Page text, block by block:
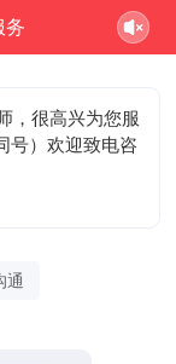
务
，很高兴为您服
号）欢迎致电咨
通